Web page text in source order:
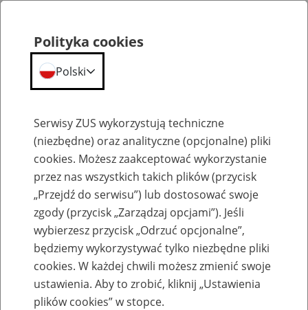
Przepraszamy,
podana strona nie została znaleziona.
Błąd 404
Przejdź do strony głównej
Polityka cookies
Polski
Serwisy ZUS wykorzystują techniczne
(niezbędne) oraz analityczne (opcjonalne) pliki
cookies. Możesz zaakceptować wykorzystanie
przez nas wszystkich takich plików (przycisk
„Przejdź do serwisu”) lub dostosować swoje
zgody (przycisk „Zarządzaj opcjami”). Jeśli
wybierzesz przycisk „Odrzuć opcjonalne”,
będziemy wykorzystywać tylko niezbędne pliki
cookies. W każdej chwili możesz zmienić swoje
ustawienia. Aby to zrobić, kliknij „Ustawienia
plików cookies” w stopce.